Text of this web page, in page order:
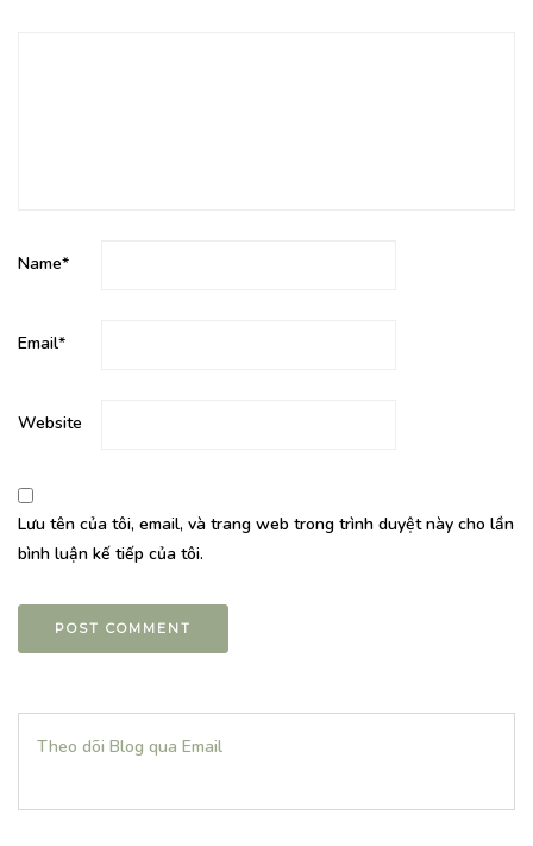
Name*
Email*
Website
Lưu tên của tôi, email, và trang web trong trình duyệt này cho lần
bình luận kế tiếp của tôi.
Theo dõi Blog qua Email